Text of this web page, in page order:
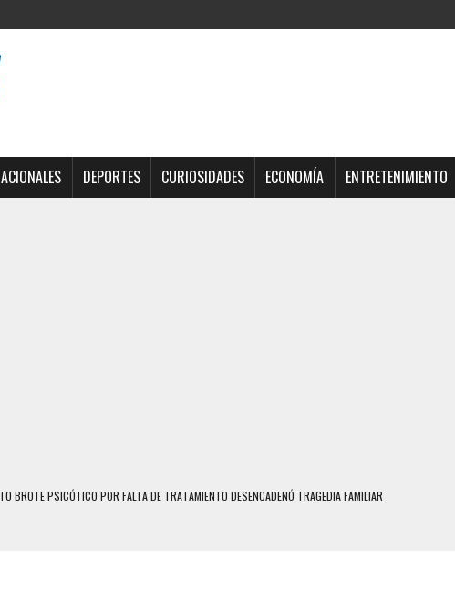
DEPORTES CURIOSIDADES ECONOMÍA ENTRETENIMIENTO
BROTE PSICÓTICO POR FALTA DE TRATAMIENTO DESENCADENÓ TRAGEDIA FAMILIAR